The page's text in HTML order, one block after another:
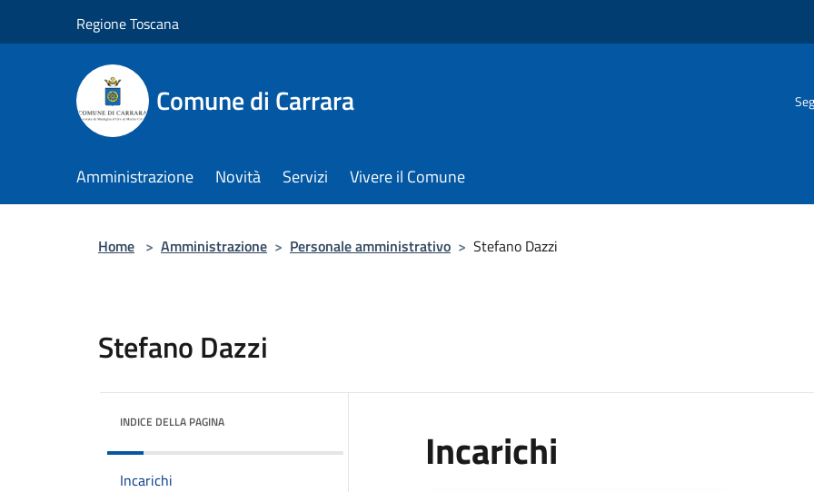
Regione Toscana
Comune di Carrara
Amministrazione Novità Servizi Vivere il Comune
Home > Amministrazione > Personale amministrativo > Stefano Dazzi
Stefano Dazzi
INDICE DELLA PAGINA
Incarichi
Incarichi